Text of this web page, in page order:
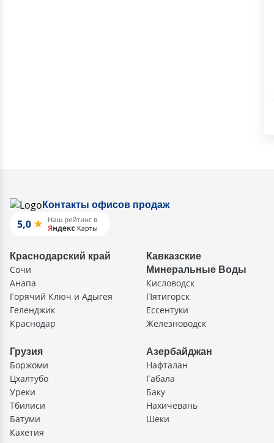
Контакты офисов продаж
Краснодарский край
Сочи
Анапа
Горячий Ключ и Адыгея
Геленджик
Краснодар
Кавказские
Минеральные Воды
Кисловодск
Пятигорск
Ессентуки
Железноводск
Грузия
Боржоми
Цхалтубо
Уреки
Тбилиси
Батуми
Кахетия
Азербайджан
Нафталан
Габала
Баку
Нахичевань
Шеки